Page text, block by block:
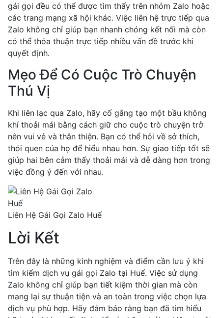
gái gọi đều có thể được tìm thấy trên nhóm Zalo hoặc
các trang mạng xã hội khác. Việc liên hệ trực tiếp qua
Zalo không chỉ giúp bạn nhanh chóng kết nối mà còn
có thể thỏa thuận trực tiếp nhiều vấn đề trước khi
quyết định.
Mẹo Để Có Cuộc Trò Chuyện
Thú Vị
Khi liên lạc qua Zalo, hãy cố gắng tạo một bầu không
khí thoải mái bằng cách giữ cho cuộc trò chuyện trở
nên vui vẻ và thân thiện. Bạn có thể hỏi về sở thích,
thói quen của họ để hiểu nhau hơn. Sự giao tiếp tốt sẽ
giúp hai bên cảm thấy thoải mái và dễ dàng hơn trong
việc đồng ý đến với nhau.
Liên Hệ Gái Gọi Zalo Huế
Lời Kết
Trên đây là những kinh nghiệm và điểm cần lưu ý khi
tìm kiếm dịch vụ gái gọi Zalo tại Huế. Việc sử dụng
Zalo không chỉ giúp bạn tiết kiệm thời gian mà còn
mang lại sự thuận tiện và an toàn trong việc chọn lựa
dịch vụ phù hợp. Hãy đảm bảo rằng bạn đã tìm hiểu